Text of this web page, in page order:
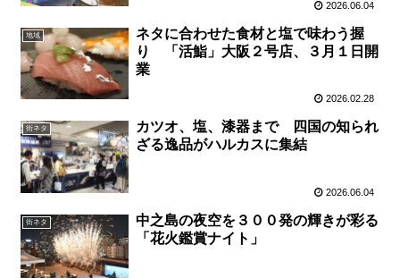
2026.06.04
地域
ネタに合わせた食材と塩で味わう握
り 「活鮨」大阪２号店、３月１日開
業
2026.02.28
街ネタ
カツオ、塩、漆器まで 四国の知られ
ざる逸品がハルカスに集結
2026.06.04
街ネタ
中之島の夜空を３００発の輝きが彩る
「花火鑑賞ナイト」